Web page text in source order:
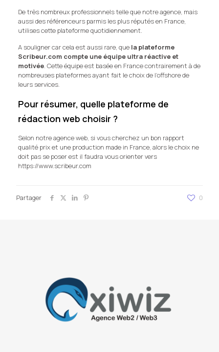
De très nombreux professionnels telle que notre agence, mais
aussi des référenceurs parmis les plus réputés en France,
utilises cette plateforme quotidiennement.
A souligner car cela est aussi rare, que la plateforme
Scribeur.com compte une équipe ultra réactive et
motivée. Cette équipe est basée en France contrairement à de
nombreuses plateformes ayant fait le choix de l’offshore de
leurs services.
Pour résumer, quelle plateforme de
rédaction web choisir ?
Selon notre agence web, si vous cherchez un bon rapport
qualité prix et une production made in France, alors le choix ne
doit pas se poser est il faudra vous orienter vers
https://www.scribeur.com
Partager 0